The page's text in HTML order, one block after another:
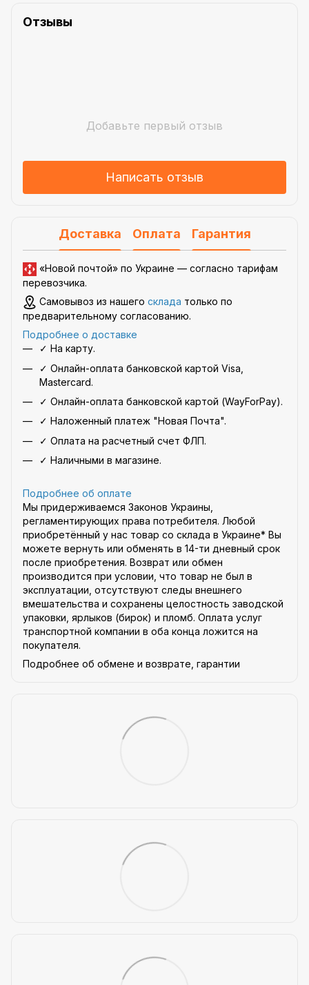
Отзывы
Добавьте первый отзыв
Написать отзыв
Доставка Оплата Гарантия
«Новой почтой» по Украине — согласно тарифам
перевозчика.
Самовывоз из нашего склада только по
предварительному согласованию.
Подробнее о доставке
✓ На карту.
✓ Онлайн-оплата банковской картой Visa,
Mastercard.
✓ Онлайн-оплата банковской картой (WayForPay).
✓ Наложенный платеж "Новая Почта".
✓ Оплата на расчетный счет ФЛП.
✓ Наличными в магазине.
Подробнее об оплате
Мы придерживаемся Законов Украины,
регламентирующих права потребителя. Любой
приобретённый у нас товар со склада в Украине* Вы
можете вернуть или обменять в 14-ти дневный срок
после приобретения. Возврат или обмен
производится при условии, что товар не был в
эксплуатации, отсутствуют следы внешнего
вмешательства и сохранены целостность заводской
упаковки, ярлыков (бирок) и пломб. Оплата услуг
транспортной компании в оба конца ложится на
покупателя.
Подробнее об обмене и возврате, гарантии